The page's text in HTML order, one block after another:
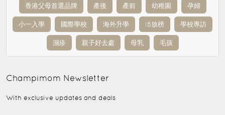
香港父母首選品牌 產後 產前 幼稚園 孕婦
小一入學 國際學校 海外升學 IB放榜 學校專訪
濕疹 親子好去處 母乳 毛孩
Champimom Newsletter
With exclusive updates and deals